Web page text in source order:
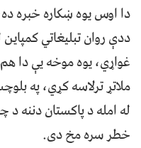
دا اوس یوه ښکاره خبره
ددې روان تبلیغاتي
غواړي، یوه موخه یې دا
ملاتړ ترلاسه کړي، په
له امله د پاکستان دننه د
خطر سره مخ دی.